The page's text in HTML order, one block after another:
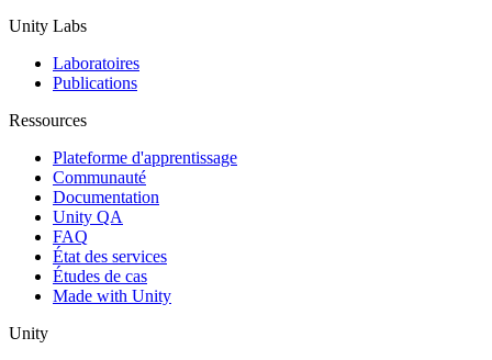
Unity Labs
Laboratoires
Publications
Ressources
Plateforme d'apprentissage
Communauté
Documentation
Unity QA
FAQ
État des services
Études de cas
Made with Unity
Unity